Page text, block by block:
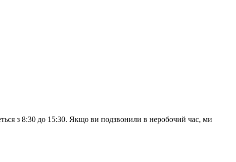
з 8:30 до 15:30. Якщо ви подзвонили в неробочий час, ми